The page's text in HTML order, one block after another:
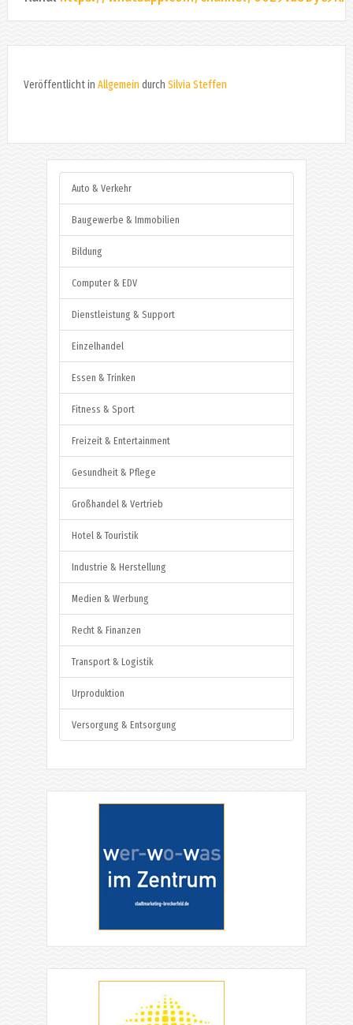
Veröffentlicht in Allgemein durch Silvia Steffen
Auto & Verkehr
Baugewerbe & Immobilien
Bildung
Computer & EDV
Dienstleistung & Support
Einzelhandel
Essen & Trinken
Fitness & Sport
Freizeit & Entertainment
Gesundheit & Pflege
Großhandel & Vertrieb
Hotel & Touristik
Industrie & Herstellung
Medien & Werbung
Recht & Finanzen
Transport & Logistik
Urproduktion
Versorgung & Entsorgung